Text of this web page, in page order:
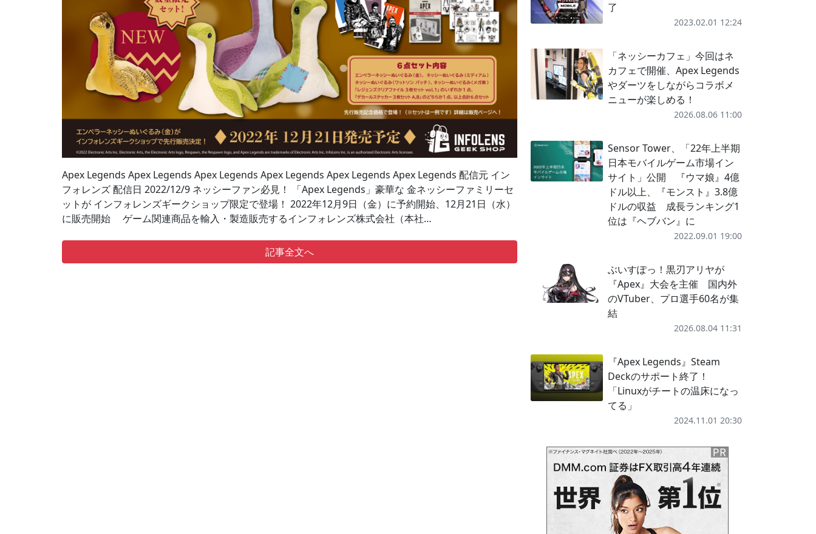
Apex Legends Apex Legends Apex Legends Apex Legends Apex Legends Apex Legends 配信元 イン
フォレンズ 配信日 2022/12/9 ネッシーファン必見！ 「Apex Legends」豪華な 金ネッシーファミリーセ
ットが インフォレンズギークショップ限定で登場！ 2022年12月9日（金）に予約開始、12月21日（水）
に販売開始 ゲーム関連商品を輸入・製造販売するインフォレンズ株式会社（本社…
記事全文へ
了
2023.02.01 12:24
「ネッシーカフェ」今回はネ
カフェで開催、Apex Legends
やダーツをしながらコラボメ
ニューが楽しめる！
2026.08.06 11:00
Sensor Tower、「22年上半期
日本モバイルゲーム市場イン
サイト」公開 『ウマ娘』4億
ドル以上、『モンスト』3.8億
ドルの収益 成長ランキング1
位は『ヘブバン』に
2022.09.01 19:00
ぶいすぽっ！黒刃アリヤが
『Apex』大会を主催 国内外
のVTuber、プロ選手60名が集
結
2026.08.04 11:31
『Apex Legends』Steam
Deckのサポート終了！
「Linuxがチートの温床になっ
てる」
2024.11.01 20:30